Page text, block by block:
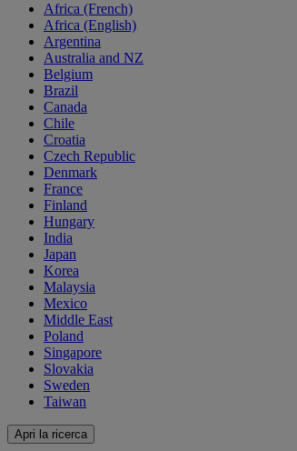
Africa (French)
Africa (English)
Argentina
Australia and NZ
Belgium
Brazil
Canada
Chile
Croatia
Czech Republic
Denmark
France
Finland
Hungary
India
Japan
Korea
Malaysia
Mexico
Middle East
Poland
Singapore
Slovakia
Sweden
Taiwan
Apri la ricerca